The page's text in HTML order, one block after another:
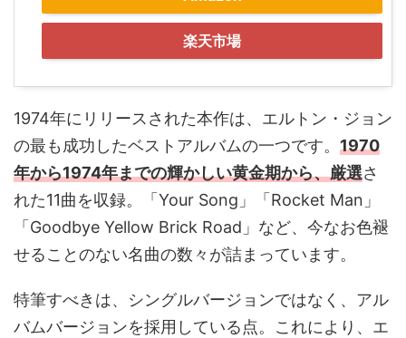
楽天市場
1974年にリリースされた本作は、エルトン・ジョン
の最も成功したベストアルバムの一つです。 1970
年から1974年までの輝かしい黄金期から、厳選さ
れた11曲を収録。「Your Song」「Rocket Man」
「Goodbye Yellow Brick Road」など、今なお色褪
せることのない名曲の数々が詰まっています。
特筆すべきは、シングルバージョンではなく、アル
バムバージョンを採用している点。これにより、エ